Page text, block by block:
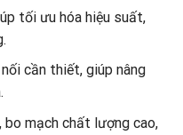
tối ưu hóa hiệu suất,
cần thiết, giúp nâng
bo mạch chất lượng cao,